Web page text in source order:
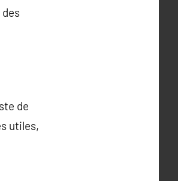
de
utiles,